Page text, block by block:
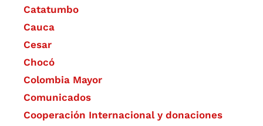
Catatumbo
Cauca
Cesar
Chocó
Colombia Mayor
Comunicados
Cooperación Internacional y donaciones